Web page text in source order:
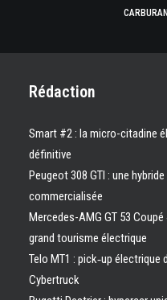
Rédaction
Smart #2 : la micro-citadine
définitive
Peugeot 308 GTI : une
commercialisée
Mercedes-AMG GT 53
grand tourisme électrique
Telo MT1 : pick‑up
Cybertruck